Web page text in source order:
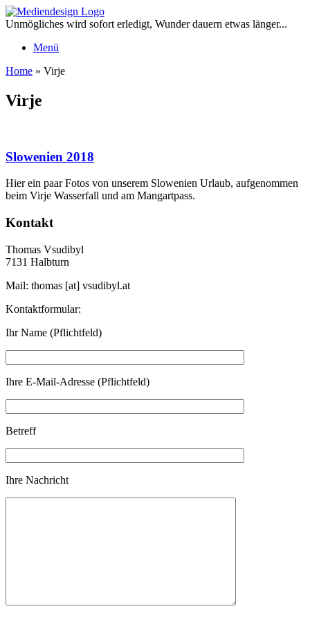
Zum
Inhalt
Unmögliches wird sofort erledigt, Wunder dauern etwas länger...
Menü
Home » Virje
Virje
Slowenien 2018
Hier ein paar Fotos von unserem Slowenien Urlaub, aufgenommen
beim Virje Wasserfall und am Mangartpass.
Kontakt
Thomas Vsudibyl
7131 Halbturn
Mail: thomas [at] vsudibyl.at
Kontaktformular:
Ihr Name (Pflichtfeld)
Ihre E-Mail-Adresse (Pflichtfeld)
Betreff
Ihre Nachricht